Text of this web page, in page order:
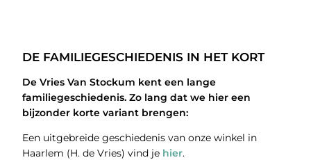
DE FAMILIEGESCHIEDENIS IN HET KORT
De Vries Van Stockum kent een lange
familiegeschiedenis. Zo lang dat we hier een
bijzonder korte variant brengen:
Een uitgebreide geschiedenis van onze winkel in
Haarlem (H. de Vries) vind je hier.